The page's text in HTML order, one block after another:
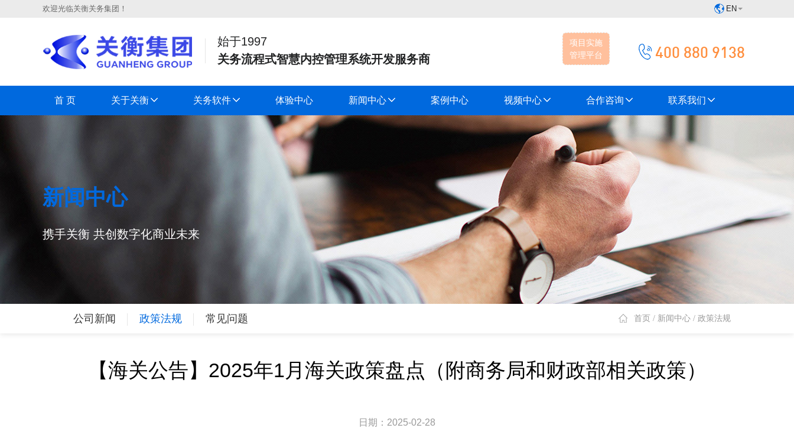
欢迎光临关衡关务集团！ EN
始于1997
关务流程式智慧内控管理系统开发服务商
项目实施
管理平台
400 880 9138
首 页 关于关衡 关务软件 体验中心 新闻中心 案例中心 视频中心 合作咨询 联系我们
新闻中心
携手关衡 共创数字化商业未来
公司新闻 政策法规 常见问题 首页 / 新闻中心 / 政策法规
【海关公告】2025年1月海关政策盘点（附商务局和财政部相关政策）
日期：2025-02-28